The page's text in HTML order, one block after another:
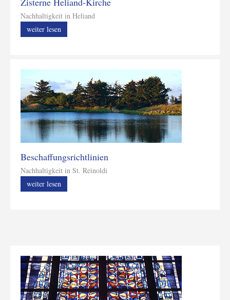
Nachhaltigkeit in Heliand
weiter lesen
Beschaffungsrichtlinien
Nachhaltigkeit in St. Reinoldi
weiter lesen